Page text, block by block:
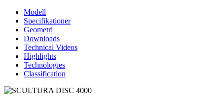
Modell
Specifikationer
Geometri
Downloads
Technical Videos
Highlights
Technologies
Classification